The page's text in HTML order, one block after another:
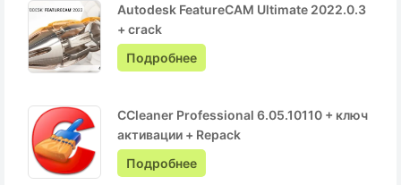
Autodesk FeatureCAM Ultimate 2022.0.3
+ crack
Подробнее
CCleaner Professional 6.05.10110 + ключ
активации + Repack
Подробнее